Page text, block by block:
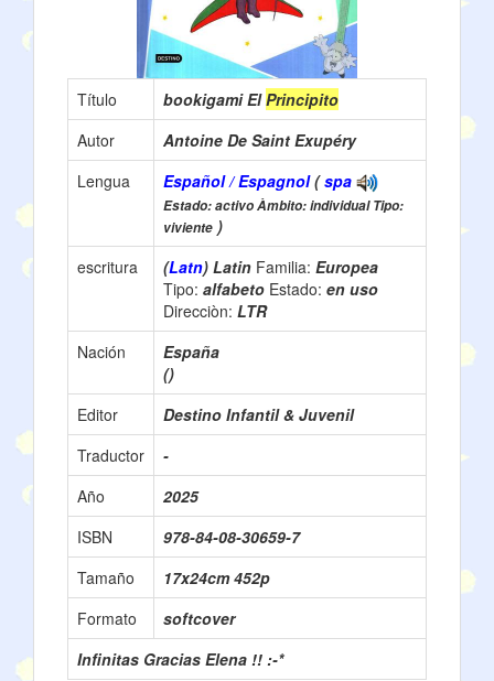
Título bookigami ElPrincipito
Autor
Antoine De Saint Exupéry
Lengua
Español / Espagnol(spa
Estado: activo Àmbito: individual Tipo:
viviente )
escritura
(Latn) Latin Familia: Europea
Tipo: alfabeto Estado: en uso
Direcciòn: LTR
Nación
España
()
Editor
Destino Infantil & Juvenil
Traductor
-
Año
2025
ISBN
978-84-08-30659-7
Tamaño
17x24cm 452p
Formato
softcover
Infinitas Gracias Elena !! :-*